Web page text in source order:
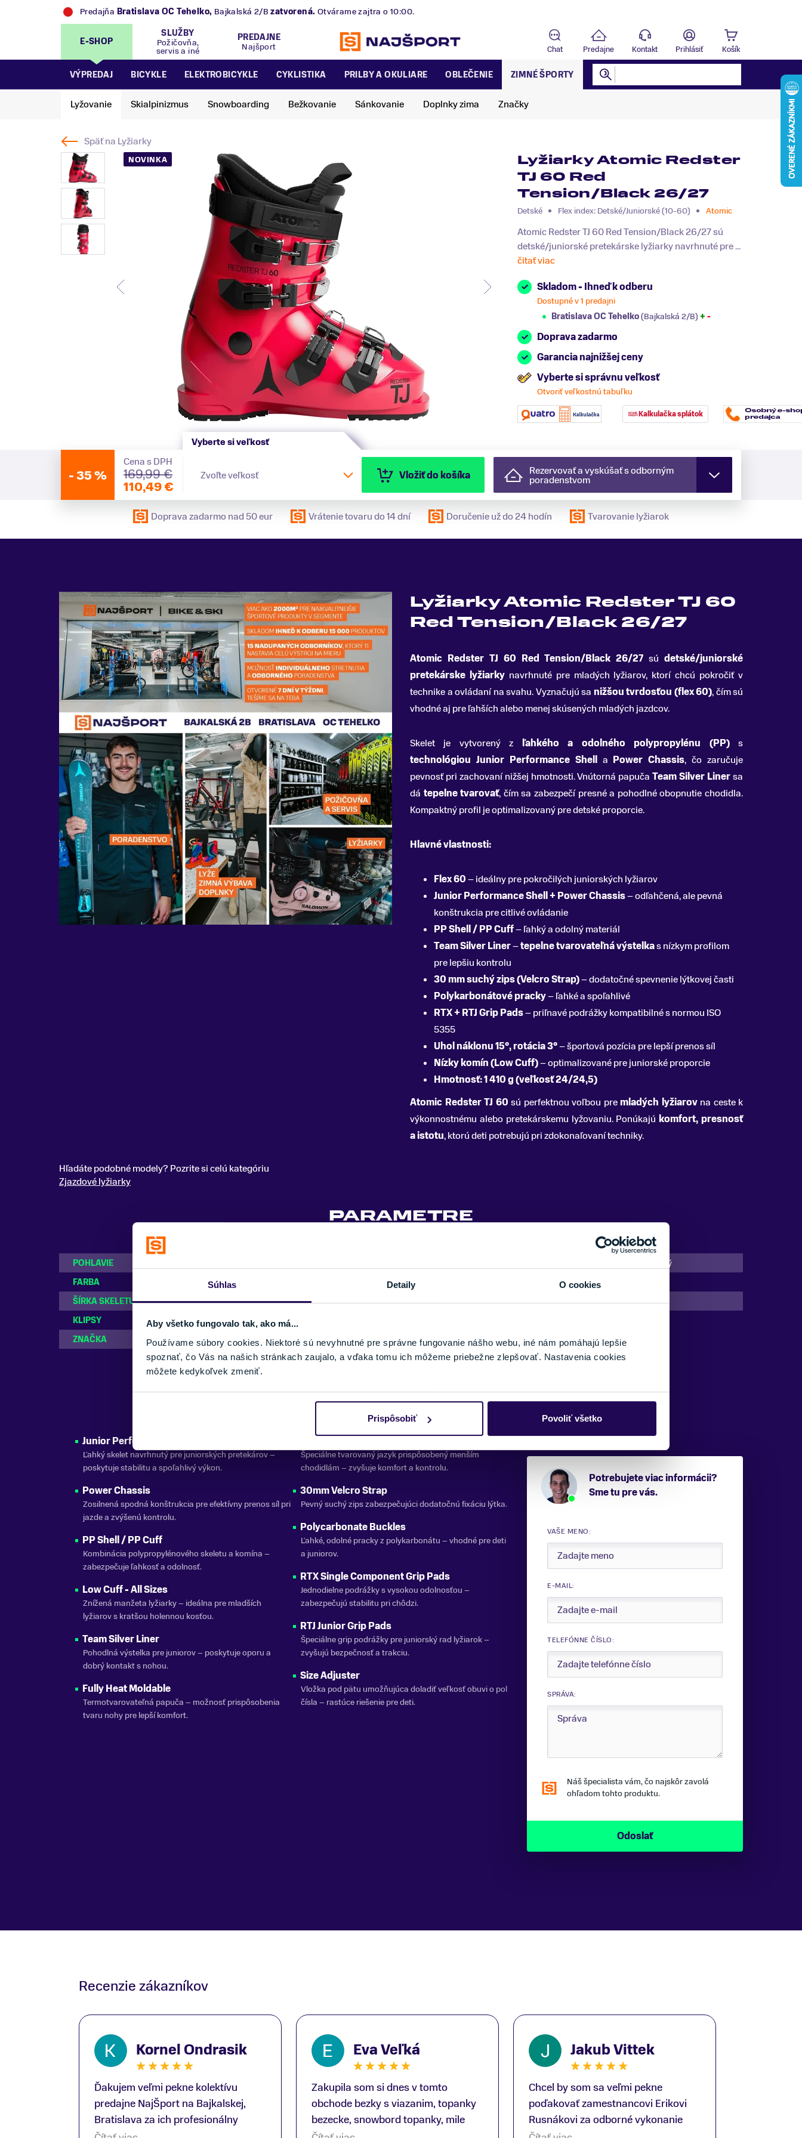
Súhlas Detaily O cookies
Aby všetko fungovalo tak, ako má...
Používame súbory cookies. Niektoré sú nevyhnutné pre správne fungovanie nášho webu, iné nám pomáhajú lepšie
spoznať, čo Vás na našich stránkach zaujalo, a vďaka tomu ich môžeme priebežne zlepšovať. Nastavenia cookies
môžete kedykoľvek zmeniť.
Prispôsobiť Povoliť všetko
Predajňa Bratislava OC Tehelko, Bajkalská 2/B zatvorená. Otvárame zajtra o 10:00.
E-SHOP
SLUŽBY
Požičovňa,
servis a iné
PREDAJNE
Najšport
Chat Predajne Kontakt Prihlásiť Košík
VÝPREDAJ BICYKLE ELEKTROBICYKLE CYKLISTIKA PRILBY A OKULIARE OBLEČENIE ZIMNÉ ŠPORTY
Lyžovanie Skialpinizmus Snowboarding Bežkovanie Sánkovanie Doplnky zima Značky
Späť na Lyžiarky
NOVINKA
Lyžiarky Atomic Redster
TJ 60 Red
Tension/Black 26/27
Detské Flex index: Detské/Juniorské (10-60) Atomic
Atomic Redster TJ 60 Red Tension/Black 26/27 sú
detské/juniorské pretekárske lyžiarky navrhnuté pre ...
čitať viac
Skladom - Ihneď k odberu
Dostupné v 1 predajni
Bratislava OC Tehelko(Bajkalská 2/B) + -
Doprava zadarmo
Garancia najnižšej ceny
Vyberte si správnu veľkosť
Otvoriť veľkostnú tabuľku
Kalkulačka splátok
-35 %
Cena s DPH
169,99 €
110,49 €
Vyberte si veľkosť
Zvoľte veľkosť Vložiť do košíka Rezervovať a vyskúšať s odborným
poradenstvom
Doprava zadarmo nad 50 eur Vrátenie tovaru do 14 dní Doručenie už do 24 hodín Tvarovanie lyžiarok
Lyžiarky Atomic Redster TJ 60
Red Tension/Black 26/27
Atomic Redster TJ 60 Red Tension/Black 26/27 sú detské/juniorské
pretekárske lyžiarkynavrhnuté pre mladých lyžiarov, ktorí chcú pokročiť v
technike a ovládaní na svahu.Vyznačujú sa nižšou tvrdosťou (flex 60), čím sú
vhodné aj pre ľahších alebo menej skúsených mladých jazdcov.
Skelet je vytvorený z ľahkého a odolného polypropylénu (PP)s
technológiou Junior Performance Shella Power Chassis, čo zaručuje
pevnosť pri zachovaní nižšej hmotnosti. Vnútorná papučaTeam Silver Linersa
dá tepelne tvarovať, čím sa zabezpečí presné a pohodlné obopnutie chodidla.
Kompaktný profil je optimalizovaný pre detské proporcie.
Hlavné vlastnosti:
Flex 60– ideálny pre pokročilých juniorských lyžiarov
Junior Performance Shell + Power Chassis– odľahčená, ale pevná
konštrukcia pre citlivé ovládanie
PP Shell / PP Cuff– ľahký a odolný materiál
Team Silver Liner–tepelne tvarovateľná výstelkas nízkym profilom
pre lepšiu kontrolu
30 mm suchý zips (Velcro Strap)– dodatočné spevnenie lýtkovej časti
Polykarbonátové pracky– ľahké a spoľahlivé
RTX + RTJ Grip Pads– priľnavé podrážky kompatibilné s normou ISO
5355
Uhol náklonu 15°, rotácia 3°– športová pozícia pre lepší prenos síl
Nízky komín (Low Cuff)– optimalizované pre juniorské proporcie
Hmotnosť: 1 410 g (veľkosť 24/24,5)
Atomic Redster TJ 60 sú perfektnou voľbou pre mladých lyžiarovna ceste k
výkonnostnému alebo pretekárskemu lyžovaniu. Ponúkajú komfort, presnosť
a istotu, ktorú deti potrebujú pri zdokonaľovaní techniky.
Hľadáte podobné modely? Pozrite si celú kategóriu
Zjazdové lyžiarky
PARAMETRE
POHLAVIE
Začiatočník, Mierne pokročilý
FARBA
Červená
Zjazdové
ŠÍRKA SKELETU
Detská FLEX INDEX
Detské/Juniorské (10-60)
KLIPSY
4 klipsy
ZNAČKA
Atomic
DETAIL
Junior Performance Shell
Ľahký skelet navrhnutý pre juniorských pretekárov –
poskytuje stabilitu a spoľahlivý výkon.
Power Chassis
Zosilnená spodná konštrukcia pre efektívny prenos síl pri
jazde a zvýšenú kontrolu.
PP Shell / PP Cuff
Kombinácia polypropylénového skeletu a komína –
zabezpečuje ľahkosť a odolnosť.
Low Cuff - All Sizes
Znížená manžeta lyžiarky – ideálna pre mladších
lyžiarov s kratšou holennou kosťou.
Team Silver Liner
Pohodlná výstelka pre juniorov – poskytuje oporu a
dobrý kontakt s nohou.
Fully Heat Moldable
Termotvarovateľná papuča – možnosť prispôsobenia
tvaru nohy pre lepší komfort.
Špeciálne tvarovaný jazyk prispôsobený menším
chodidlám – zvyšuje komfort a kontrolu.
30mm Velcro Strap
Pevný suchý zips zabezpečujúci dodatočnú fixáciu lýtka.
Polycarbonate Buckles
Ľahké, odolné pracky z polykarbonátu – vhodné pre deti
a juniorov.
RTX Single Component Grip Pads
Jednodielne podrážky s vysokou odolnosťou –
zabezpečujú stabilitu pri chôdzi.
RTJ Junior Grip Pads
Špeciálne grip podrážky pre juniorský rad lyžiarok –
zvyšujú bezpečnosť a trakciu.
Size Adjuster
Vložka pod pätu umožňujúca doladiť veľkosť obuvi o pol
čísla – rastúce riešenie pre deti.
Potrebujete viac informácii?
Sme tu pre vás.
VAŠE MENO:
E-MAIL:
TELEFÓNNE ČÍSLO:
SPRÁVA:
Náš špecialista vám, čo najskôr zavolá
ohľadom tohto produktu.
Recenzie zákazníkov
Kornel Ondrasik
Ďakujem veľmi pekne kolektívu
predajne NajŠport na Bajkalskej,
Bratislava za ich profesionálny
Eva Veľká
Zakupila som si dnes v tomto
obchode bezky s viazanim, topanky
bezecke, snowbord topanky, mile
Jakub Vittek
Chcel by som sa veľmi pekne
poďakovať zamestnancovi Erikovi
Rusnákovi za odborné vykonanie